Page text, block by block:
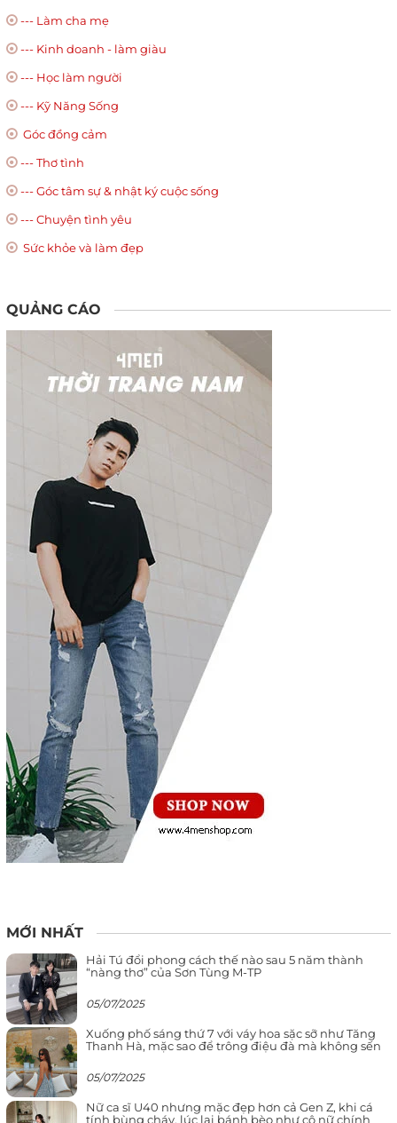
--- Làm cha mẹ
--- Kinh doanh - làm giàu
--- Học làm người
--- Kỹ Năng Sống
Góc đồng cảm
--- Thơ tình
--- Góc tâm sự & nhật ký cuộc sống
--- Chuyện tình yêu
Sức khỏe và làm đẹp
QUẢNG CÁO
MỚI NHẤT
Hải Tú đổi phong cách thế nào sau 5 năm thành
“nàng thơ” của Sơn Tùng M-TP
05/07/2025
Xuống phố sáng thứ 7 với váy hoa sặc sỡ như Tăng
Thanh Hà, mặc sao để trông điệu đà mà không sến
05/07/2025
Nữ ca sĩ U40 nhưng mặc đẹp hơn cả Gen Z, khi cá
tính bùng cháy, lúc lại bánh bèo như cô nữ chính